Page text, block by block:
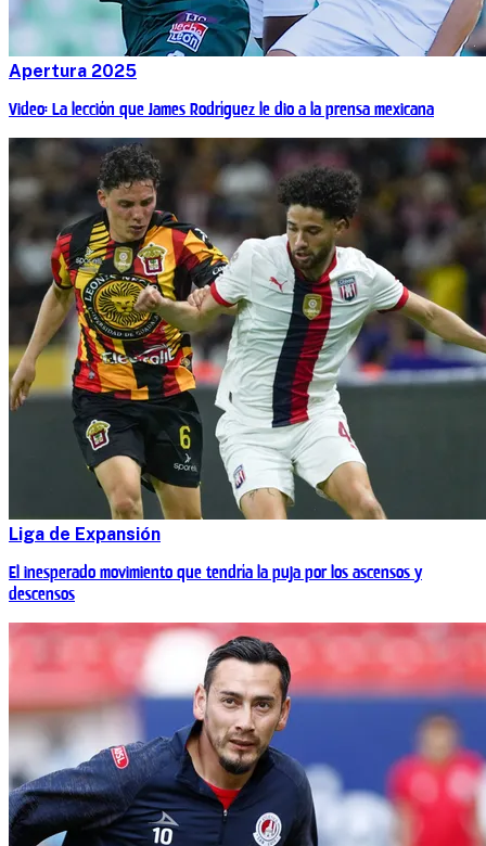
Apertura 2025
Video: La lección que James Rodríguez le dio a la prensa mexicana
Liga de Expansión
El inesperado movimiento que tendría la puja por los ascensos y
descensos